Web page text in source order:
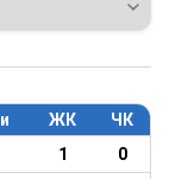
ЖК
ЧК
1
0